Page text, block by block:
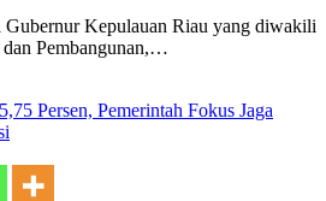
Kepulauan Riau yang diwakili
Pembangunan,…
Persen, Pemerintah Fokus Jaga